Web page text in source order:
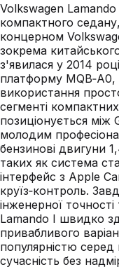
Volkswagen
компактного
концерном
зокрема
з'явилася у 2014
платформу
використання
сегменті
позиціонується
молодим
бензинові двигуни
таких як система
інтерфейс з Apple
круїз‑контроль.
інженерної
Lamando I швидко
привабливого
популярністю серед
сучасність без